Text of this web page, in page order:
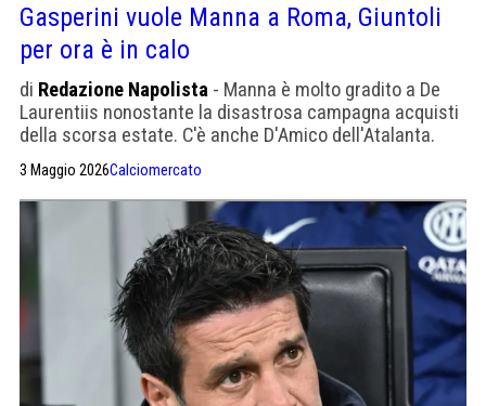
Gasperini vuole Manna a Roma, Giuntoli
per ora è in calo
di Redazione Napolista - Manna è molto gradito a De
Laurentiis nonostante la disastrosa campagna acquisti
della scorsa estate. C'è anche D'Amico dell'Atalanta.
3 Maggio 2026Calciomercato